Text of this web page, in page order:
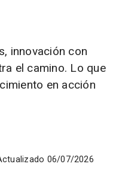
innovación con
el camino. Lo que
en acción
06/07/2026